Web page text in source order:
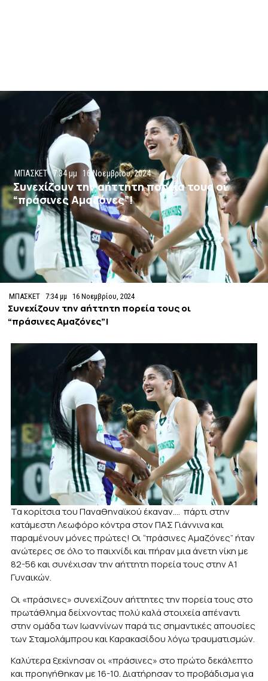
ΜΠΑΣΚΕΤ 7:34 μμ 16 Νοεμβρίου, 2024
Συνεχίζουν την αήττητη πορεία τους οι
“πράσινες Αμαζόνες”!
ΜΠΑΣΚΕΤ 7:34 μμ 16 Νοεμβρίου, 2024
Συνεχίζουν την αήττητη πορεία τους οι
“πράσινες Αμαζόνες”!
Τα κορίτσια του Παναθηναϊκού έκαναν…. πάρτι στην
κατάμεστη Λεωφόρο κόντρα στον ΠΑΣ Γιάννινα και
παραμένουν μόνες πρώτες! Οι “πράσινες Αμαζόνες” ήταν
ανώτερες σε όλο το παιχνίδι και πήραν μια άνετη νίκη με
82-56 και συνέχισαν την αήττητη πορεία τους στην Α1
Γυναικών.
Οι «πράσινες» συνεχίζουν αήττητες την πορεία τους στο
πρωτάθλημα δείχνοντας πολύ καλά στοιχεία απέναντι
στην ομάδα των Ιωαννίνων παρά τις σημαντικές απουσίες
των Σταμολάμπρου και Καρακασίδου λόγω τραυματισμών.
Καλύτερα ξεκίνησαν οι «πράσινες» στο πρώτο δεκάλεπτο
και προηγήθηκαν με 16-10. Διατήρησαν το προβάδισμα για